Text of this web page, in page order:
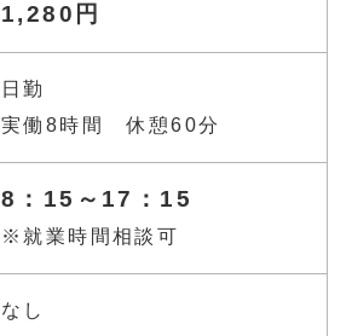
1,280円
日勤
実働8時間 休憩60分
8：15～17：15
※就業時間相談可
なし